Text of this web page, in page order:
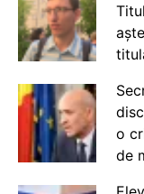
o
de